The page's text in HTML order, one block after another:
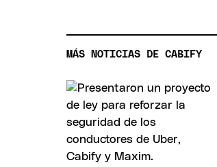
MÁS NOTICIAS DE CABIFY